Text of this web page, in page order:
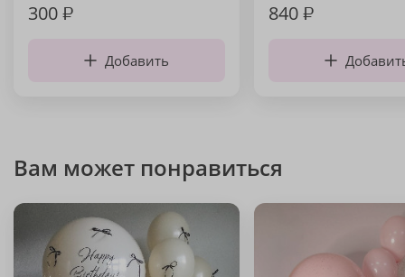
300₽
Добавить
840₽
Вам может понравиться